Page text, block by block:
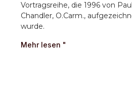
Vortragsreihe, die 1996 von Paul
Chandler, O.Carm.,
wurde.
Mehr lesen "